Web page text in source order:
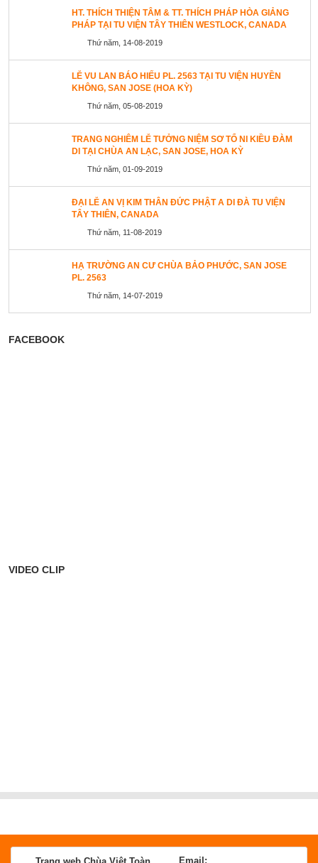
HT. THÍCH THIỆN TÂM & TT. THÍCH PHÁP HÒA GIẢNG
PHÁP TẠI TU VIỆN TÂY THIÊN WESTLOCK, CANADA
Thứ năm, 14-08-2019
LỄ VU LAN BÁO HIẾU PL. 2563 TẠI TU VIỆN HUYỀN
KHÔNG, SAN JOSE (HOA KỲ)
Thứ năm, 05-08-2019
TRANG NGHIÊM LỄ TƯỞNG NIỆM SƠ TỔ NI KIỀU ĐÀM
DI TẠI CHÙA AN LẠC, SAN JOSE, HOA KỲ
Thứ năm, 01-09-2019
ĐẠI LỄ AN VỊ KIM THÂN ĐỨC PHẬT A DI ĐÀ TU VIỆN
TÂY THIÊN, CANADA
Thứ năm, 11-08-2019
HẠ TRƯỜNG AN CƯ CHÙA BẢO PHƯỚC, SAN JOSE
PL. 2563
Thứ năm, 14-07-2019
FACEBOOK
VIDEO CLIP
Email: